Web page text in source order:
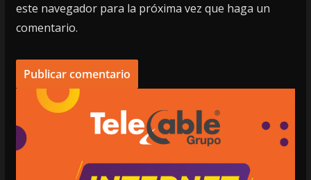
este navegador para la próxima vez que haga un
comentario.